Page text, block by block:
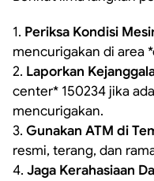
1. Periksa Kondisi
mencurigakan di area
2. Laporkan
center* 150234 jika
mencurigakan.
3. Gunakan ATM di
resmi, terang, dan
4. Jaga Kerahasiaan